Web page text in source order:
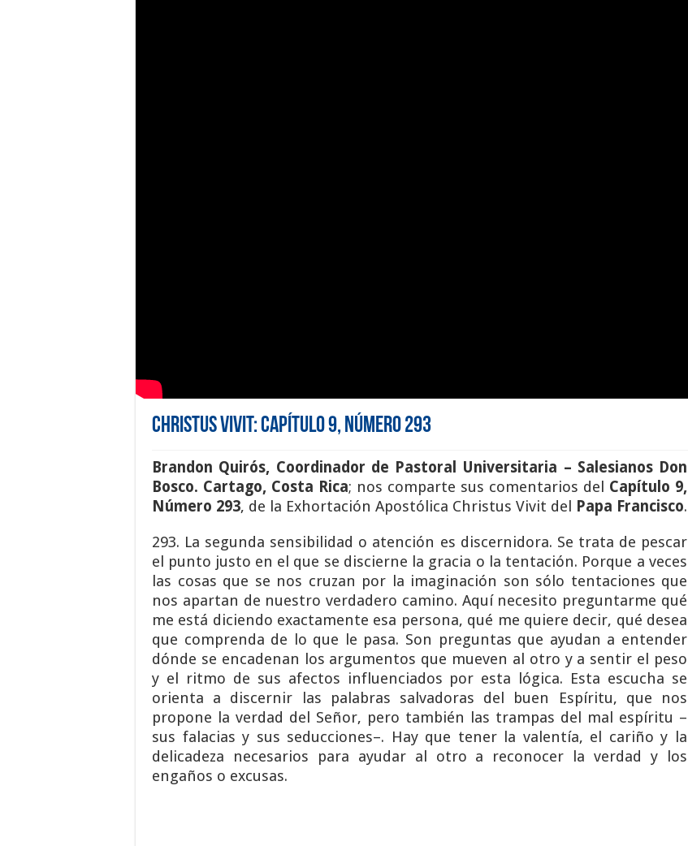
Christus Vivit: Capítulo 9, Número 293
Brandon Quirós, Coordinador de Pastoral Universitaria – Salesianos Don
Bosco. Cartago, Costa Rica; nos comparte sus comentarios del Capítulo 9,
Número 293, de la Exhortación Apostólica Christus Vivit del Papa Francisco.
293. La segunda sensibilidad o atención es discernidora. Se trata de pescar
el punto justo en el que se discierne la gracia o la tentación. Porque a veces
las cosas que se nos cruzan por la imaginación son sólo tentaciones que
nos apartan de nuestro verdadero camino. Aquí necesito preguntarme qué
me está diciendo exactamente esa persona, qué me quiere decir, qué desea
que comprenda de lo que le pasa. Son preguntas que ayudan a entender
dónde se encadenan los argumentos que mueven al otro y a sentir el peso
y el ritmo de sus afectos influenciados por esta lógica. Esta escucha se
orienta a discernir las palabras salvadoras del buen Espíritu, que nos
propone la verdad del Señor, pero también las trampas del mal espíritu –
sus falacias y sus seducciones–. Hay que tener la valentía, el cariño y la
delicadeza necesarios para ayudar al otro a reconocer la verdad y los
engaños o excusas.